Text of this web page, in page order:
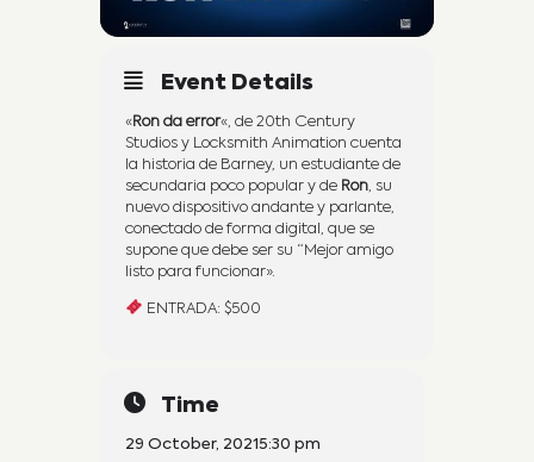
Event Details
«Ron da error«, de 20th Century
Studios y Locksmith Animation cuenta
la historia de Barney, un estudiante de
secundaria poco popular y de Ron, su
nuevo dispositivo andante y parlante,
conectado de forma digital, que se
supone que debe ser su “Mejor amigo
listo para funcionar».
ENTRADA: $500
Time
29 October, 20215:30 pm